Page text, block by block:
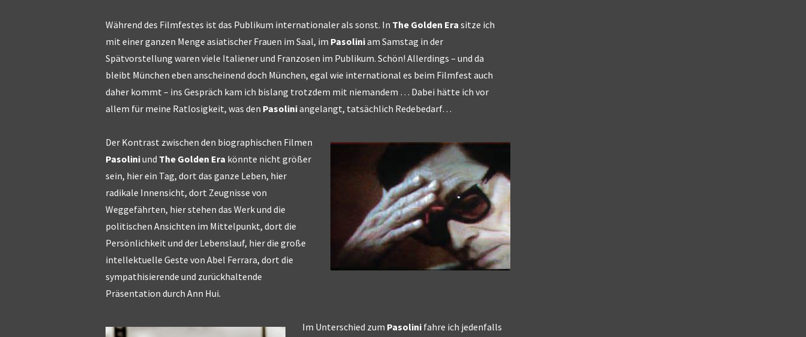
Während des Filmfestes ist das Publikum internationaler als sonst. In The Golden Era sitze ich
mit einer ganzen Menge asiatischer Frauen im Saal, im Pasoliniam Samstag in der
Spätvorstellung waren viele Italiener und Franzosen im Publikum. Schön! Allerdings – und da
bleibt München eben anscheinend doch München, egal wie international es beim Filmfest auch
daher kommt – ins Gespräch kam ich bislang trotzdem mit niemandem … Dabei hätte ich vor
allem für meine Ratlosigkeit, was den Pasoliniangelangt, tatsächlich Redebedarf…
Der Kontrast zwischen den biographischen Filmen
Pasoliniund The Golden Era könnte nicht größer
sein, hier ein Tag, dort das ganze Leben, hier
radikale Innensicht, dort Zeugnisse von
Weggefährten, hier stehen das Werk und die
politischen Ansichten im Mittelpunkt, dort die
Persönlichkeit und der Lebenslauf, hier die große
intellektuelle Geste von Abel Ferrara, dort die
sympathisierende und zurückhaltende
Präsentation durch Ann Hui.
Im Unterschied zum Pasolini fahre ich jedenfalls